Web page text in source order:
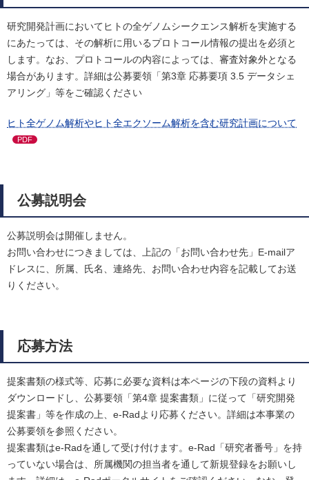
研究開発計画においてヒトの全ゲノムシークエンス解析を実施する
にあたっては、その解析に用いるプロトコール情報の提出を必須と
します。なお、プロトコールの内容によっては、審査対象外となる
場合があります。詳細は公募要領「第3章 応募要項 3.5 データシェ
アリング」等をご確認ください
ヒト全ゲノム解析やヒト全エクソーム解析を含む研究計画について
PDF
公募説明会
公募説明会は開催しません。
お問い合わせにつきましては、上記の「お問い合わせ先」E-mailア
ドレスに、所属、氏名、連絡先、お問い合わせ内容を記載してお送
りください。
応募方法
提案書類の様式等、応募に必要な資料は本ページの下段の資料より
ダウンロードし、公募要領「第4章 提案書類」に従って「研究開発
提案書」等を作成の上、e-Radより応募ください。詳細は本事業の
公募要領を参照ください。
提案書類はe-Radを通して受け付けます。e-Rad「研究者番号」を持
っていない場合は、所属機関の担当者を通して新規登録をお願いし